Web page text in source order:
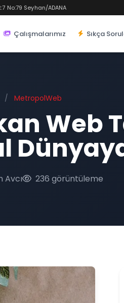
No:79 Seyhan/ADANA
Çalışmalarımız Sıkça
/ MetropolWeb
Web
Avcı 236 görüntüleme